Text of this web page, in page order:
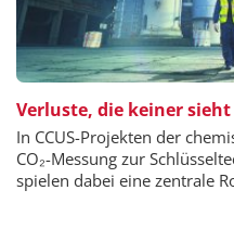
Verluste, die keiner sieht
In CCUS-Projekten der
CO₂-Messung zur
spielen dabei eine zentrale